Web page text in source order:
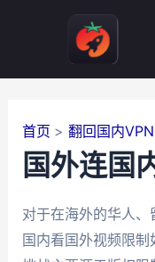
首页 翻回国内VPN
国外连国
对于在海外的华人、
国内看国外视频限